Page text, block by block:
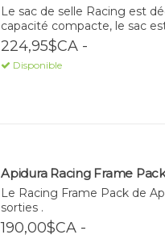
Le sac de selle Racing est
capacité compacte, le sac
224,95$CA -
Disponible
Apidura Racing Frame
Le Racing Frame Pack de
sorties .
190,00$CA -